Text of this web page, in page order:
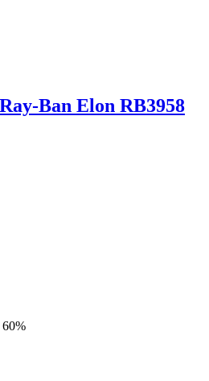
Ban Elon RB3958
60%